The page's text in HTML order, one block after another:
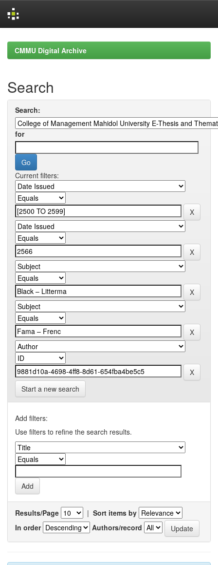
navigationCMMU Digital Archive
Search
Search:
for
Current filters:
Start a new search
Add filters:
Use filters to refine the search results.
Results/Page | Sort items by
In order
Authors/record